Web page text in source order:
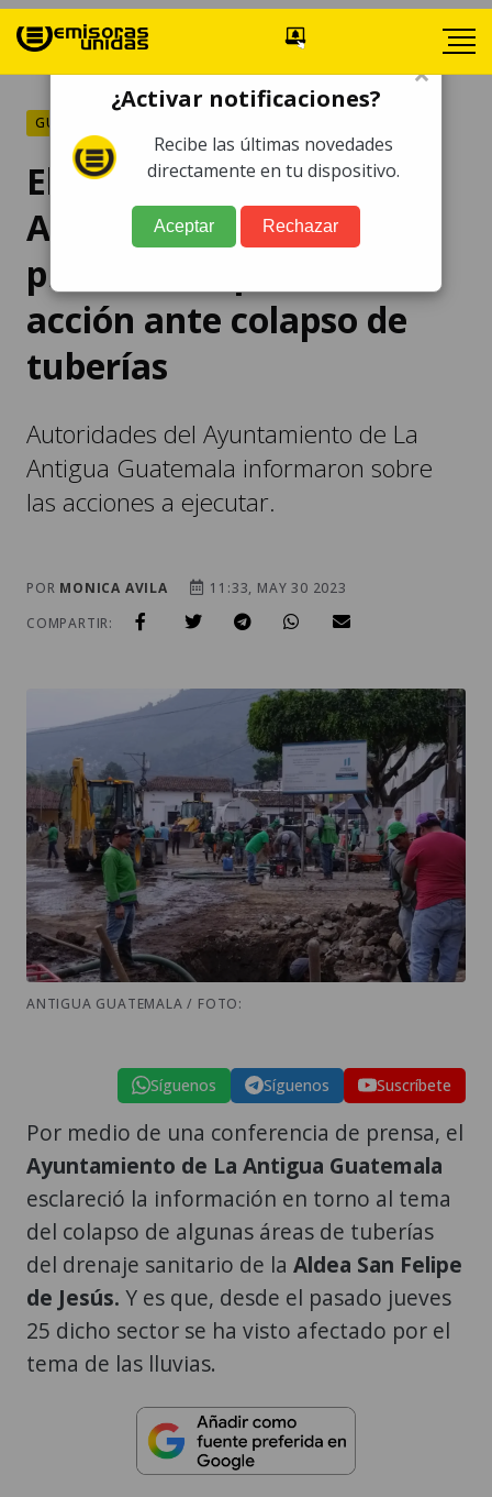
GUATEMALA
El Ayuntamiento de La
Antigua Guatemala
presenta su plan de
acción ante colapso de
tuberías
Autoridades del Ayuntamiento de La
Antigua Guatemala informaron sobre
las acciones a ejecutar.
POR MONICA AVILA
11:33, MAY 30 2023
COMPARTIR:
ANTIGUA GUATEMALA / FOTO:
Síguenos Síguenos Suscríbete
Por medio de una conferencia de prensa, el
Ayuntamiento de La Antigua Guatemala
esclareció la información en torno al tema
del colapso de algunas áreas de tuberías
del drenaje sanitario de la Aldea San Felipe
de Jesús. Y es que, desde el pasado jueves
25 dicho sector se ha visto afectado por el
tema de las lluvias.
×
¿Activar notificaciones?
Recibe las últimas novedades
directamente en tu dispositivo.
Aceptar Rechazar